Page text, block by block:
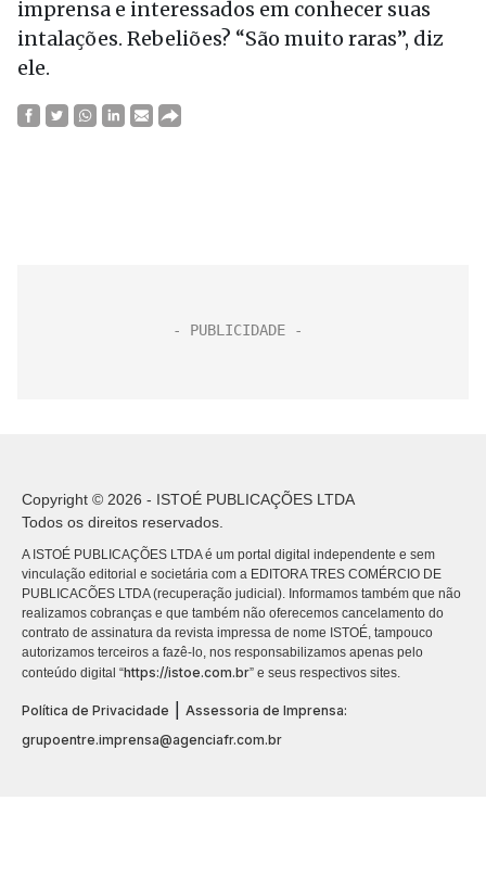
imprensa e interessados em conhecer suas
intalações. Rebeliões? “São muito raras”, diz
ele.
Copyright © 2026 - ISTOÉ PUBLICAÇÕES LTDA
Todos os direitos reservados.
A ISTOÉ PUBLICAÇÕES LTDA é um portal digital independente e sem
vinculação editorial e societária com a EDITORA TRES COMÉRCIO DE
PUBLICACÕES LTDA (recuperação judicial). Informamos também que não
realizamos cobranças e que também não oferecemos cancelamento do
contrato de assinatura da revista impressa de nome ISTOÉ, tampouco
autorizamos terceiros a fazê-lo, nos responsabilizamos apenas pelo
conteúdo digital “https://istoe.com.br” e seus respectivos sites.
Política de Privacidade
Assessoria de Imprensa:
grupoentre.imprensa@agenciafr.com.br